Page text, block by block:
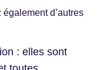
d’autres
: elles sont